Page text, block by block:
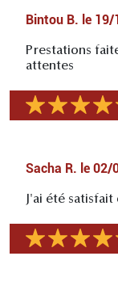
Bintou B. le 19/
Prestations
attentes
Sacha R. le 02/
J'ai été satisfait